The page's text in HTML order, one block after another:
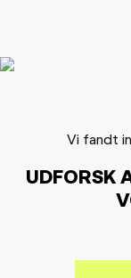
Vi fandt
UDFORSK